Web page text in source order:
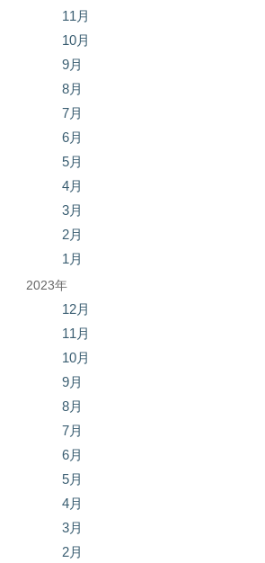
11月
10月
9月
8月
7月
6月
5月
4月
3月
2月
1月
2023年
12月
11月
10月
9月
8月
7月
6月
5月
4月
3月
2月